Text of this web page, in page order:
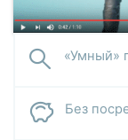
«Умный»
Без